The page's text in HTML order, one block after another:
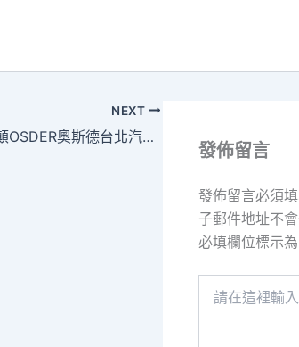
NEXT
特稿220丨顛OSDER奧斯德台北汽車峰相遇
發佈留言
發佈留言必須
子郵件地址不
必填欄位標示